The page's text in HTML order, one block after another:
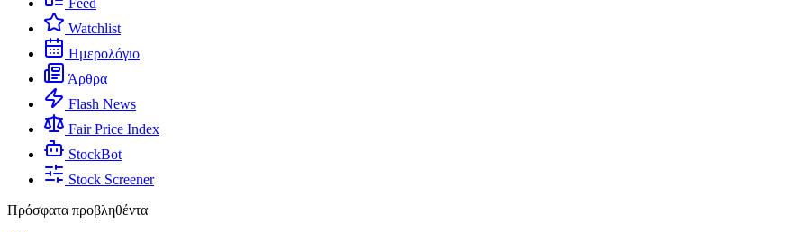
Feed
Watchlist
Ημερολόγιο
Άρθρα
Flash News
Fair Price Index
StockBot
Stock Screener
Πρόσφατα προβληθέντα